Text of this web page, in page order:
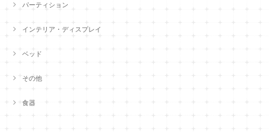
パーティション
インテリア・ディスプレイ
ベッド
その他
食器